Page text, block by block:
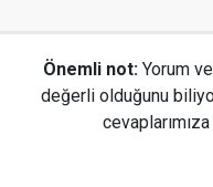
Önemli not: Yorum
değerli olduğunu